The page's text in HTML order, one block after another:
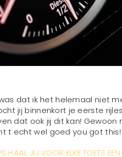
dat ik het helemaal niet
jij binnenkort je eerste
dat ook jij dit kan!
t echt wel goed you got this!
HAAL JIJ VOOR ELKE TOETS